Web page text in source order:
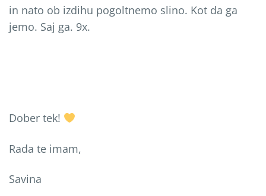
in nato ob izdihu pogoltnemo slino. Kot da ga
jemo. Saj ga. 9x.
Dober tek!
Rada te imam,
Savina